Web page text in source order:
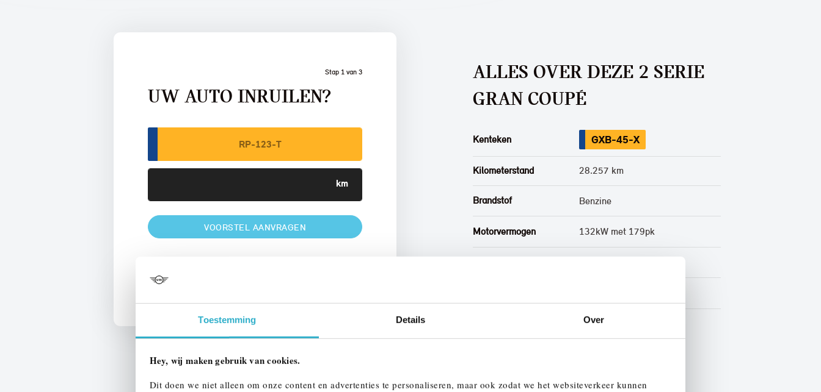
Toestemming Details Over
Hey, wij maken gebruik van cookies.
Dit doen we niet alleen om onze content en advertenties te personaliseren, maar ook zodat we het websiteverkeer kunnen
Stap 1 van 3
UW AUTO INRUILEN?
VOORSTEL AANVRAGEN
We verrekenen de waarde van uw auto
ALLES OVER DEZE 2 SERIE
GRAN COUPÉ
Kenteken GXB-45-X
Kilometerstand 28.257 km
Brandstof Benzine
Motorvermogen 132kW met 179pk
BTW